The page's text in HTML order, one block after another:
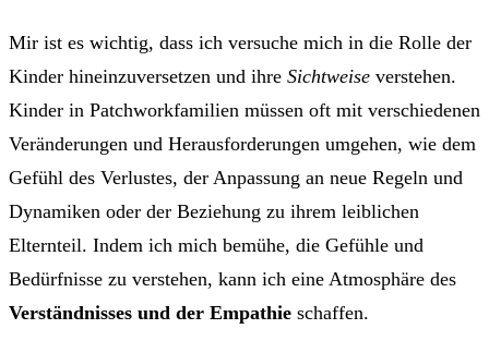
Mir ist es wichtig, dass ich versuche mich in die Rolle der
Kinder hineinzuversetzen und ihre Sichtweise verstehen.
Kinder in Patchworkfamilien müssen oft mit verschiedenen
Veränderungen und Herausforderungen umgehen, wie dem
Gefühl des Verlustes, der Anpassung an neue Regeln und
Dynamiken oder der Beziehung zu ihrem leiblichen
Elternteil. Indem ich mich bemühe, die Gefühle und
Bedürfnisse zu verstehen, kann ich eine Atmosphäre des
Verständnisses und der Empathie schaffen.